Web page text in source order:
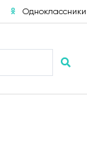
Одноклассники